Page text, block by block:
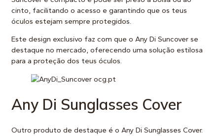
cinto, facilitando o acesso e garantindo que os teus
óculos estejam sempre protegidos.
Este design exclusivo faz com que o Any Di Suncover se
destaque no mercado, oferecendo uma solução estilosa
para a proteção dos teus óculos.
Any Di Sunglasses Cover
Outro produto de destaque é o Any Di Sunglasses Cover.